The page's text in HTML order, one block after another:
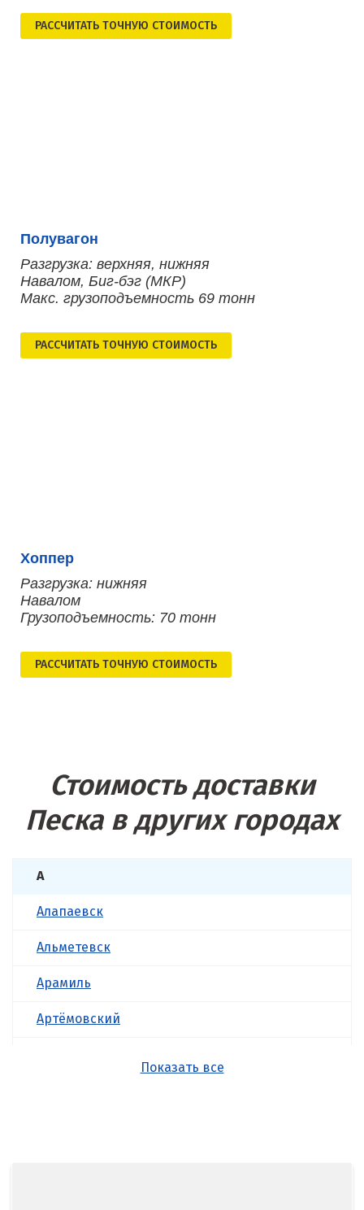
РАСCЧИТАТЬ ТОЧНУЮ СТОИМОСТЬ
Полувагон
Разгрузка: верхняя, нижняя
Навалом, Биг-бэг (МКР)
Макс. грузоподъемность 69 тонн
РАСCЧИТАТЬ ТОЧНУЮ СТОИМОСТЬ
Хоппер
Разгрузка: нижняя
Навалом
Грузоподъемность: 70 тонн
РАСCЧИТАТЬ ТОЧНУЮ СТОИМОСТЬ
Стоимость доставки
Песка в других городах
А
Алапаевск
Альметевск
Арамиль
Артёмовский
Показать все